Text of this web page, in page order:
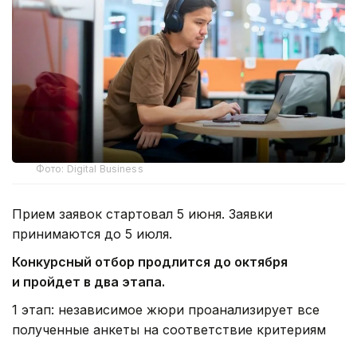
Фото: Digital Business
Прием заявок стартовал 5 июня. Заявки
принимаются до 5 июля.
Конкурсный отбор продлится до октября
и пройдет в два этапа.
1 этап: независимое жюри проанализирует все
полученные анкеты на соответствие критериям